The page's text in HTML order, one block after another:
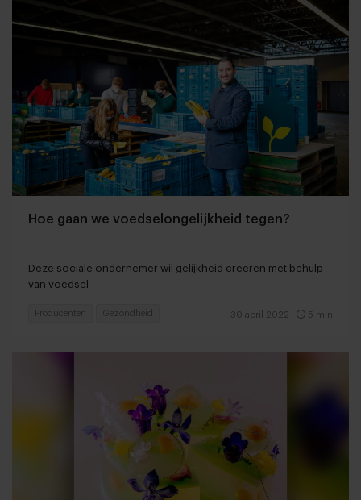
Hoe gaan we voedselongelijkheid tegen?
Deze sociale ondernemer wil gelijkheid creëren met behulp
van voedsel
30 april 2022 5 min
Producenten Gezondheid